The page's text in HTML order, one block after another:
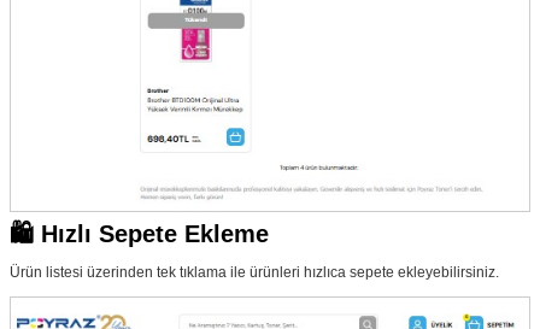
🛍️ Hızlı Sepete Ekleme
Ürün listesi üzerinden tek tıklama ile ürünleri hızlıca sepete ekleyebilirsiniz.